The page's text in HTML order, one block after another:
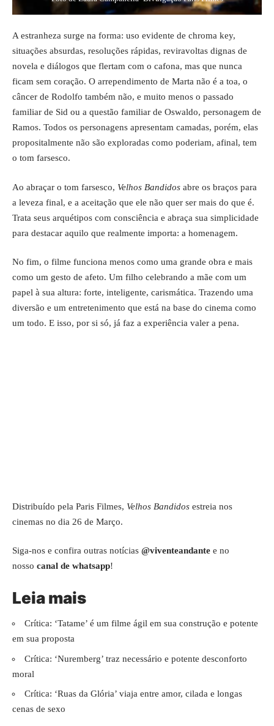
A estranheza surge na forma: uso evidente de chroma key,
situações absurdas, resoluções rápidas, reviravoltas dignas de
novela e diálogos que flertam com o cafona, mas que nunca
ficam sem coração. O arrependimento de Marta não é a toa, o
câncer de Rodolfo também não, e muito menos o passado
familiar de Sid ou a questão familiar de Oswaldo, personagem de
Ramos. Todos os personagens apresentam camadas, porém, elas
propositalmente não são exploradas como poderiam, afinal, tem
o tom farsesco.
Ao abraçar o tom farsesco, Velhos Bandidos abre os braços para
a leveza final, e a aceitação que ele não quer ser mais do que é.
Trata seus arquétipos com consciência e abraça sua simplicidade
para destacar aquilo que realmente importa: a homenagem.
No fim, o filme funciona menos como uma grande obra e mais
como um gesto de afeto. Um filho celebrando a mãe com um
papel à sua altura: forte, inteligente, carismática. Trazendo uma
diversão e um entretenimento que está na base do cinema como
um todo. E isso, por si só, já faz a experiência valer a pena.
Distribuído pela Paris Filmes, Velhos Bandidos estreia nos
cinemas no dia 26 de Março.
Siga-nos e confira outras notícias @viventeandante e no
nosso canal de whatsapp!
Leia mais
Crítica: ‘Tatame’ é um filme ágil em sua construção e potente
em sua proposta
Crítica: ‘Nuremberg’ traz necessário e potente desconforto
moral
Crítica: ‘Ruas da Glória’ viaja entre amor, cilada e longas
cenas de sexo